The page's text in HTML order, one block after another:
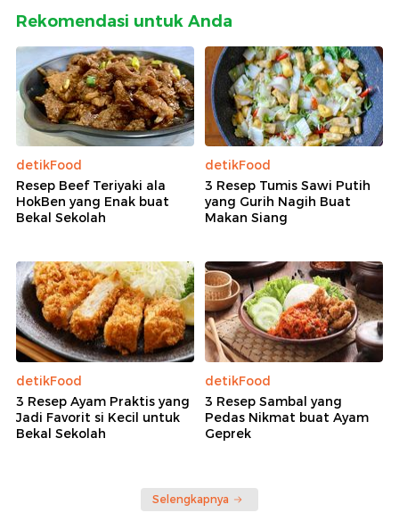
Rekomendasi untuk Anda
detikFood
Resep Beef Teriyaki ala
HokBen yang Enak buat
Bekal Sekolah
detikFood
3 Resep Tumis Sawi Putih
yang Gurih Nagih Buat
Makan Siang
detikFood
3 Resep Ayam Praktis yang
Jadi Favorit si Kecil untuk
Bekal Sekolah
detikFood
3 Resep Sambal yang
Pedas Nikmat buat Ayam
Geprek
Selengkapnya